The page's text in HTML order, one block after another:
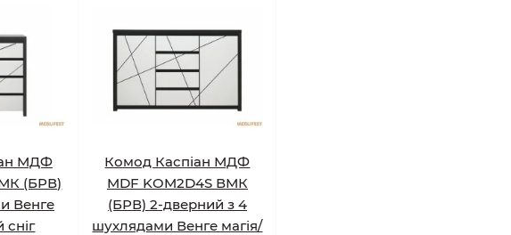
МДФ
(БРВ)
Венге
сніг
Комод Каспіан МДФ
MDF KOM2D4S ВМК
(БРВ) 2-дверний з 4
шухлядами Венге магія/